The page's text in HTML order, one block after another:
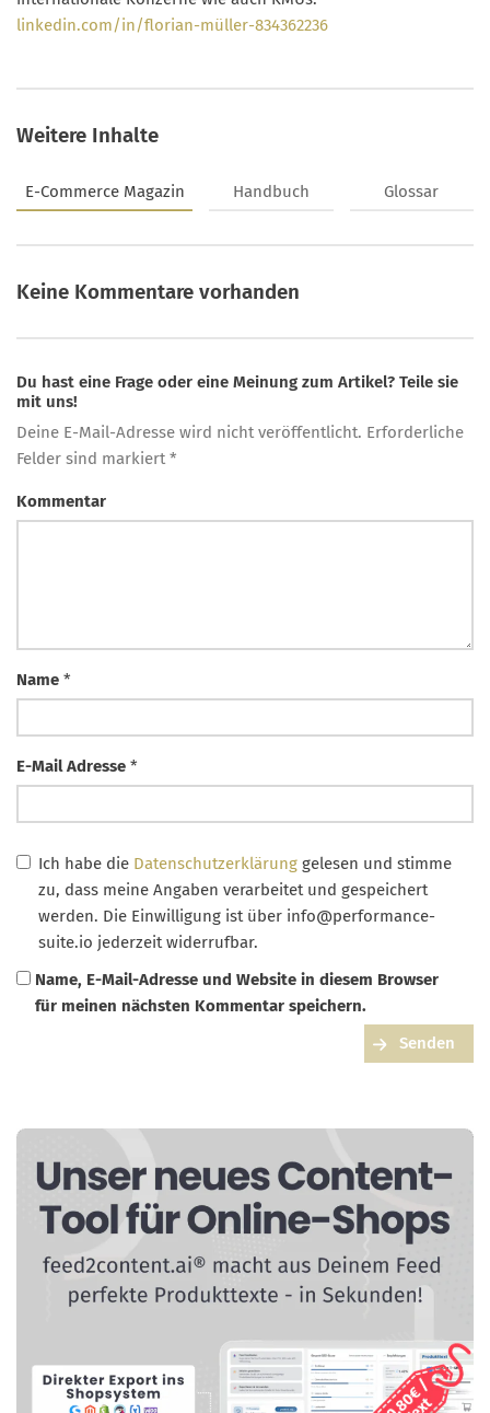
linkedin.com/in/florian-müller-834362236
Weitere Inhalte
E-Commerce Magazin Handbuch Glossar
Keine Kommentare vorhanden
Du hast eine Frage oder eine Meinung zum Artikel? Teile sie
mit uns!
Deine E-Mail-Adresse wird nicht veröffentlicht. Erforderliche
Felder sind markiert *
Kommentar
Name *
E-Mail Adresse *
Ich habe die Datenschutzerklärung gelesen und stimme
zu, dass meine Angaben verarbeitet und gespeichert
werden. Die Einwilligung ist über info@performance-
suite.io jederzeit widerrufbar.
Name, E-Mail-Adresse und Website in diesem Browser
für meinen nächsten Kommentar speichern.
Senden